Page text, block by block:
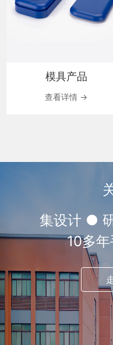
模具产品
查看详情 →
集设计 ●
10多